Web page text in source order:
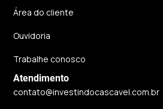
Área do cliente
Ouvidoria
Trabalhe conosco
Atendimento
contato@investindocascavel.com.br